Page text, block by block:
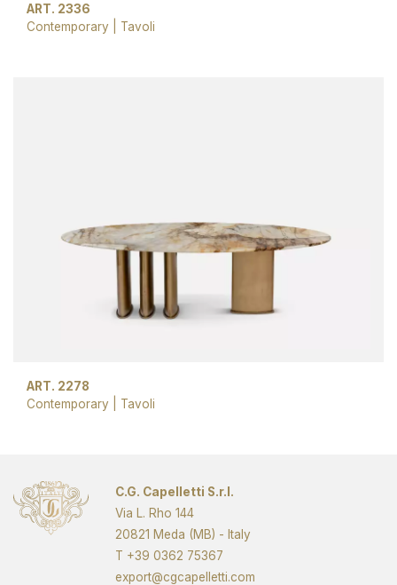
ART. 2336
Contemporary
Tavoli
ART. 2278
Contemporary
Tavoli
C.G. Capelletti S.r.l.
Via L. Rho 144
20821 Meda (MB) - Italy
T +39 0362 75367
export@cgcapelletti.com